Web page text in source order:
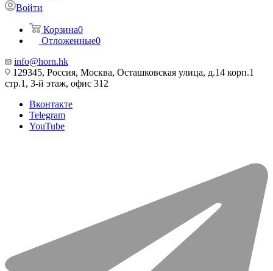
Войти
Корзина0
Отложенные0
info@horn.hk
129345, Россия, Москва, Осташковская улица, д.14 корп.1
стр.1, 3-й этаж, офис 312
Вконтакте
Telegram
YouTube